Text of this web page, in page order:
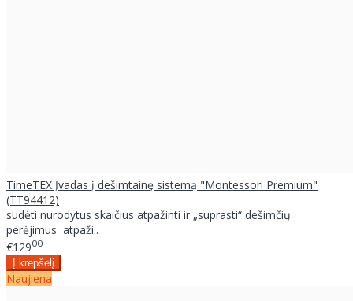
TimeTEX Įvadas į dešimtainę sistemą "Montessori Premium"
(TT94412)
sudėti nurodytus skaičius atpažinti ir „suprasti“ dešimčių
perėjimus atpaži..
€12900
Naujiena